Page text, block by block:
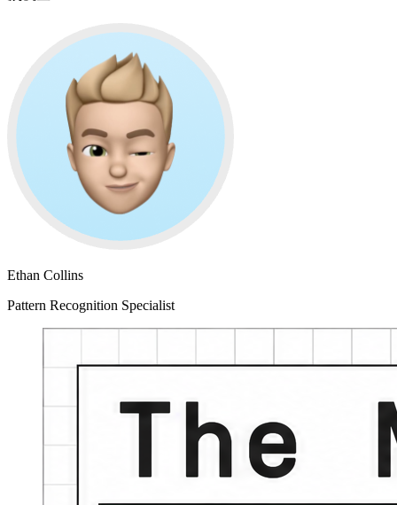
Ethan Collins
Pattern Recognition Specialist